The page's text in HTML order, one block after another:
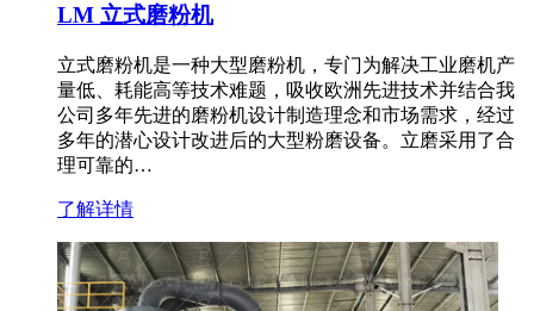
LM 立式磨粉机
立式磨粉机是一种大型磨粉机，专门为解决工业磨机产
量低、耗能高等技术难题，吸收欧洲先进技术并结合我
公司多年先进的磨粉机设计制造理念和市场需求，经过
多年的潜心设计改进后的大型粉磨设备。立磨采用了合
理可靠的…
了解详情